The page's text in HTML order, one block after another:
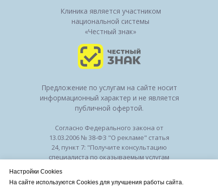
Клиника является участником
национальной системы
«Честный знак»
Предложение по услугам на сайте носит
информационный характер и не является
публичной офертой.
Согласно Федерального закона от
13.03.2006 № 38-ФЗ "О рекламе" статья
24, пункт 7: "Получите консультацию
специалиста по оказываемым услугам
медицинской деятельности № ЛО-50-01-
Настройки Cookies
На сайте используются Cookies для улучшения работы сайта.